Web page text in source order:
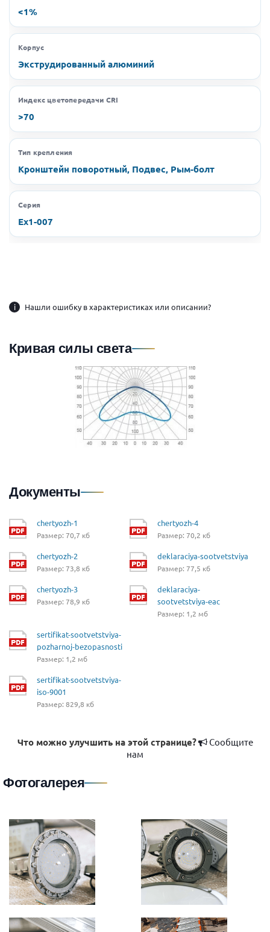
<1%
Корпус
Экструдированный алюминий
Индекс цветопередачи CRI
>70
Тип крепления
Кронштейн поворотный, Подвес, Рым-болт
Серия
Ex1-007
i Нашли ошибку в характеристиках или описании?
Кривая силы света
Документы
chertyozh-1
Размер: 70,7 кб
chertyozh-2
Размер: 73,8 кб
chertyozh-3
Размер: 78,9 кб
chertyozh-4
Размер: 70,2 кб
deklaraciya-sootvetstviya
Размер: 77,5 кб
deklaraciya-
sootvetstviya-eac
Размер: 1,2 мб
sertifikat-sootvetstviya-
pozharnoj-bezopasnosti
Размер: 1,2 мб
sertifikat-sootvetstviya-
iso-9001
Размер: 829,8 кб
Что можно улучшить на этой странице?
Сообщите
нам
Фотогалерея